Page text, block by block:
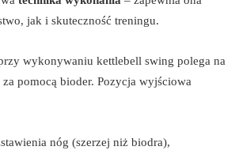
jak i skuteczność treningu.
wykonywaniu kettlebell swing polega na
pomocą bioder. Pozycja wyjściowa
nóg (szerzej niż biodra),